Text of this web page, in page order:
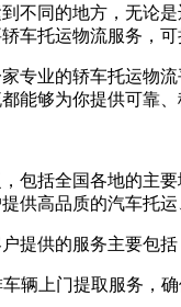
不同的地方，无论
车托运物流服务，
专业的轿车托运物
能够为你提供可靠
包括全国各地的主
供高品质的汽车托
提供的服务主要包括
辆上门提取服务，